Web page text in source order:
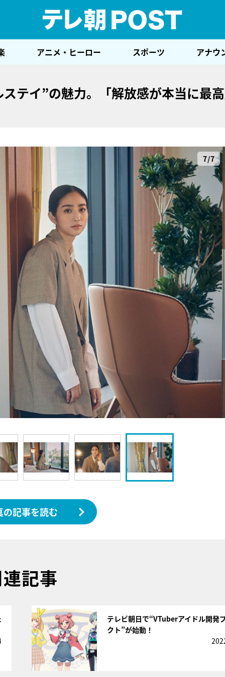
アニメ・ヒーロー スポーツ アナウ
テイ”の魅力。「解放感が本当に最高
7/7
の記事を読む
記事
テレビ朝日で“VTuberアイドル開発
クト”が始動！
『アイ＝ラブ！げーみ
E齋藤樹愛羅＆佐々木舞
ビュー